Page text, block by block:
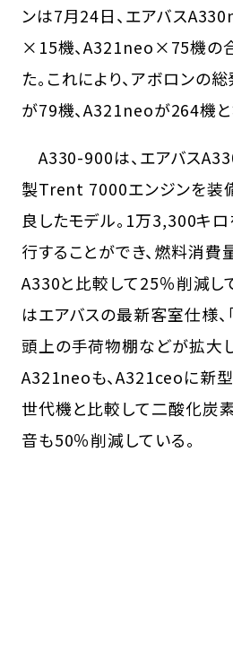
ンは7月24日、エアバス
×15機、A321neo×75機の
た。これにより、アボロンの
が79機、A321neoが264機と
A330-900は、エアバス
製Trent 7000エンジンを装
良したモデル。1万3,300キロ
行することができ、燃料消費
A330と比較して25％削減し
はエアバスの最新客室仕様、
頭上の手荷物棚などが拡大
A321neoも、A321ceoに新
世代機と比較して二酸化炭
音も50％削減している。